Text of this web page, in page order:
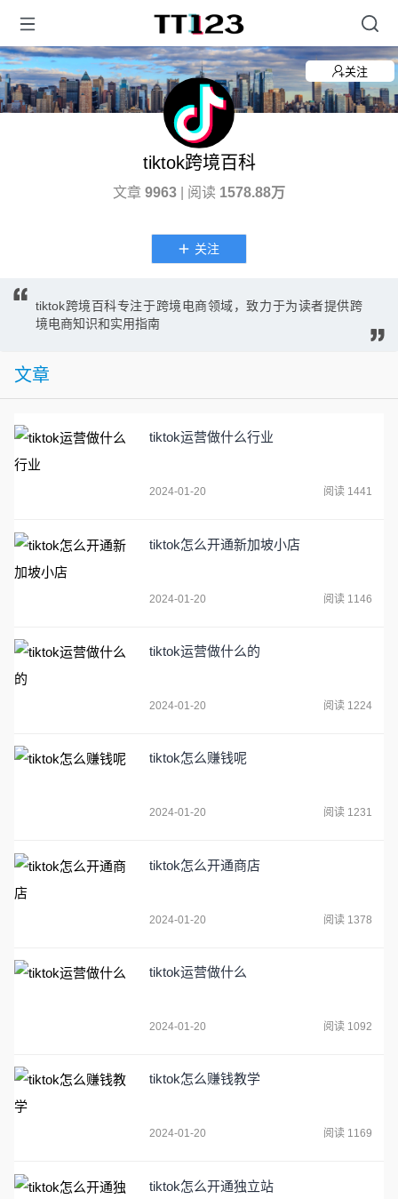
关注
tiktok跨境百科
文章 9963 | 阅读 1578.88万
关注
tiktok跨境百科专注于跨境电商领域，致力于为读者提供跨
境电商知识和实用指南
文章
tiktok运营做什么行业
2024-01-20 阅读 1441
tiktok怎么开通新加坡小店
2024-01-20 阅读 1146
tiktok运营做什么的
2024-01-20 阅读 1224
tiktok怎么赚钱呢
2024-01-20 阅读 1231
tiktok怎么开通商店
2024-01-20 阅读 1378
tiktok运营做什么
2024-01-20 阅读 1092
tiktok怎么赚钱教学
2024-01-20 阅读 1169
tiktok怎么开通独立站